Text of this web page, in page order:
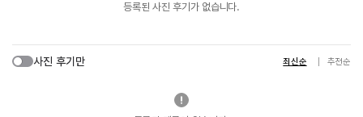
등록된 사진 후기가 없습니다.
사진 후기만 최신순 추천순